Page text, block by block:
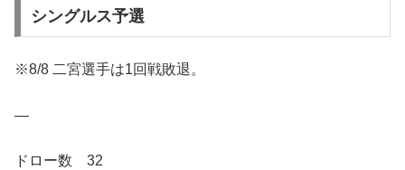
シングルス予選
※8/8 二宮選手は1回戦敗退。
—
ドロー数 32